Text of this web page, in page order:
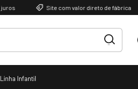
Site com valor direto de fábrica
Linha Infantil